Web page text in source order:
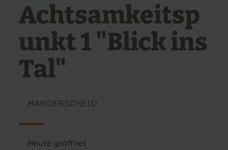
Achtsamkeitsp
unkt 1 "Blick ins
Tal"
MANDERSCHEID
Heute geöffnet